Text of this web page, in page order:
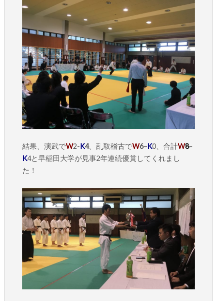
結果、演武でW2-K4、乱取稽古でW6–K0、合計W8–
K4と早稲田大学が見事2年連続優賞してくれまし
た！